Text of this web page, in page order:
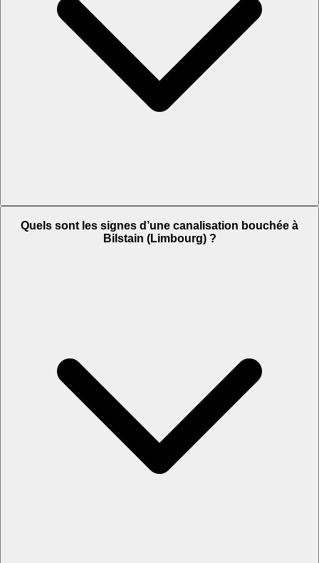
Quels sont les signes d’une canalisation bouchée à
Bilstain (Limbourg) ?